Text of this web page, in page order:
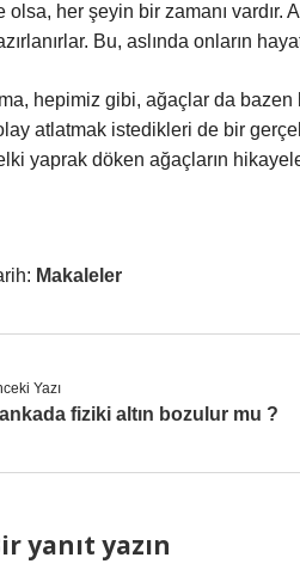
olsa, her şeyin bir zamanı vardır.
Bu, aslında onların
hepimiz gibi, ağaçlar da bazen
atlatmak istedikleri de bir
yaprak döken ağaçların
Makaleler
Yazı
fiziki altın bozulur mu ?
yanıt yazın